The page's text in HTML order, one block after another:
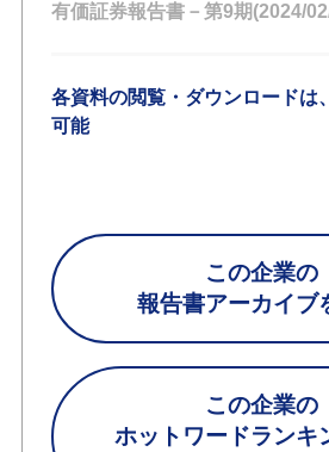
有価証券報告書－第9期(2024/
各資料の閲覧・ダウンロードは
可能
この企業の
報告書アーカイブ
この企業の
ホットワードランキ